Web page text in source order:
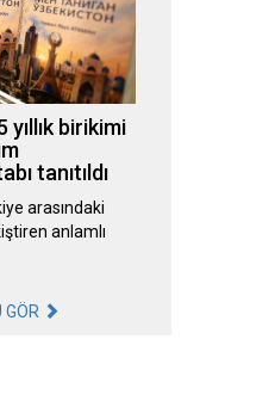
yıllık birikimi
tanıtıldı
arasındaki
anlamlı
GÖR